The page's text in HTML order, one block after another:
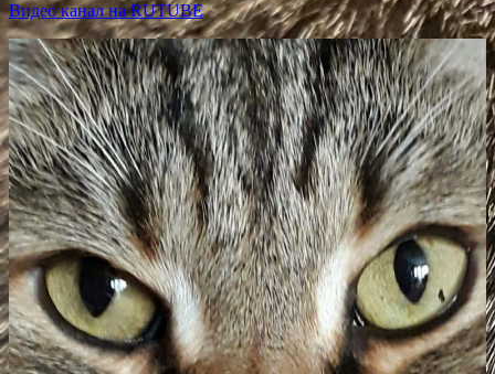
Видео канал на RUTUBE